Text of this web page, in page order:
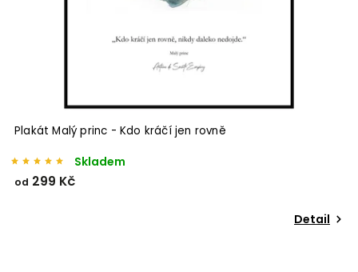
Plakát Malý princ - Kdo kráčí jen rovně
Skladem
od 299 Kč
Detail